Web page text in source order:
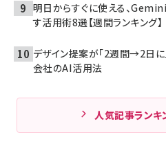
明日からすぐに使える、
す活用術8選【週間ランキング】
デザイン提案が「2週間→2日
会社のAI活用法
人気記事ランキ